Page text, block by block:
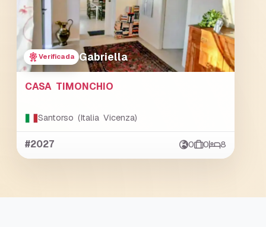
Verificada Gabriella
CASA TIMONCHIO
Santorso (Italia Vicenza)
#2027 0 0 8